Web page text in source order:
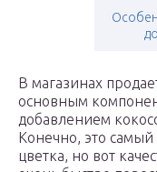
В магазинах
основным
добавлением
Конечно, это самый
цветка, но вот